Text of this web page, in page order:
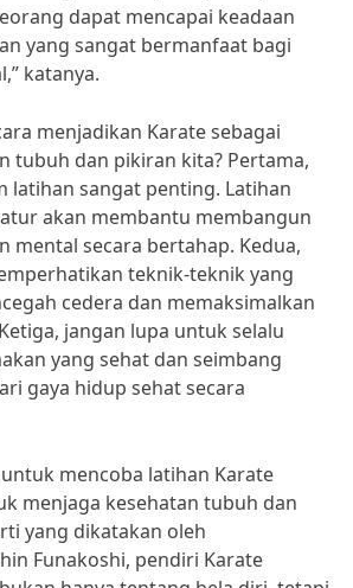
dapat mencapai keadaan
yang sangat bermanfaat bagi
katanya.
menjadikan Karate sebagai
tubuh dan pikiran kita? Pertama,
latihan sangat penting. Latihan
akan membantu membangun
mental secara bertahap. Kedua,
teknik-teknik yang
cedera dan memaksimalkan
jangan lupa untuk selalu
yang sehat dan seimbang
gaya hidup sehat secara
mencoba latihan Karate
menjaga kesehatan tubuh dan
yang dikatakan oleh
Funakoshi, pendiri Karate